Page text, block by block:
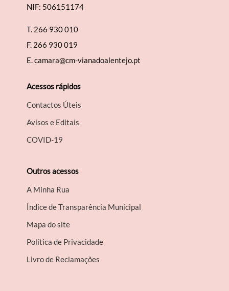
NIF: 506151174
T. 266 930 010
F. 266 930 019
E.camara@cm-vianadoalentejo.pt
Acessos rápidos
Contactos Úteis
Avisos e Editais
COVID-19
Outros acessos
A Minha Rua
Índice de Transparência Municipal
Mapa do site
Política de Privacidade
Livro de Reclamações